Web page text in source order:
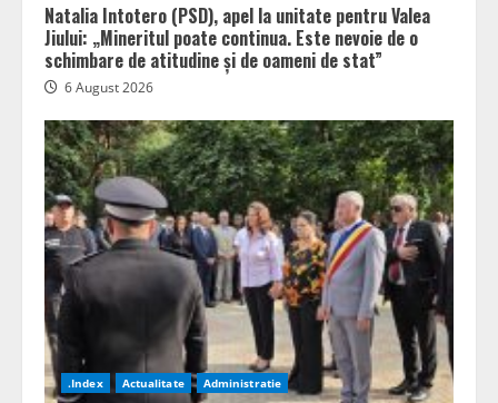
Natalia Intotero (PSD), apel la unitate pentru Valea
Jiului: „Mineritul poate continua. Este nevoie de o
schimbare de atitudine și de oameni de stat”
6 August 2026
.Index Actualitate Administratie